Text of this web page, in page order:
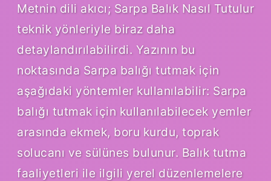
Metnin dili akıcı; Sarpa Balık Nasıl Tutulur
teknik yönleriyle biraz daha
detaylandırılabilirdi. Yazının bu
noktasında Sarpa balığı tutmak için
aşağıdaki yöntemler kullanılabilir: Sarpa
balığı tutmak için kullanılabilecek yemler
arasında ekmek, boru kurdu, toprak
solucanı ve sülünes bulunur. Balık tutma
faaliyetleri ile ilgili yerel düzenlemelere